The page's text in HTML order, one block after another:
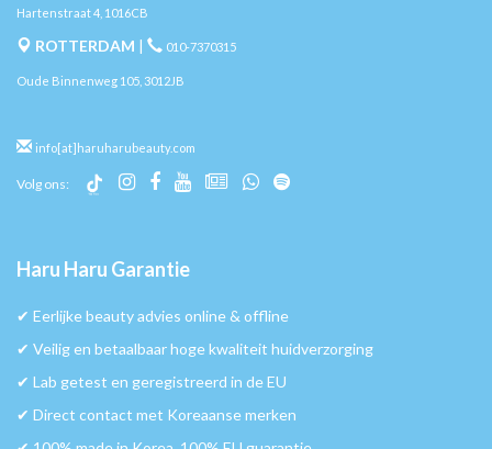
Hartenstraat 4, 1016CB
ROTTERDAM | 010-7370315
Oude Binnenweg 105, 3012JB
info[at]haruharubeauty.com
Volg ons:
Haru Haru Garantie
✔︎ Eerlijke beauty advies online & offline
✔︎ Veilig en betaalbaar hoge kwaliteit huidverzorging
✔︎ Lab getest en geregistreerd in de EU
✔︎ Direct contact met Koreaanse merken